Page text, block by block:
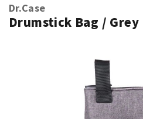
Dr.Case
Drumstick Bag / Grey